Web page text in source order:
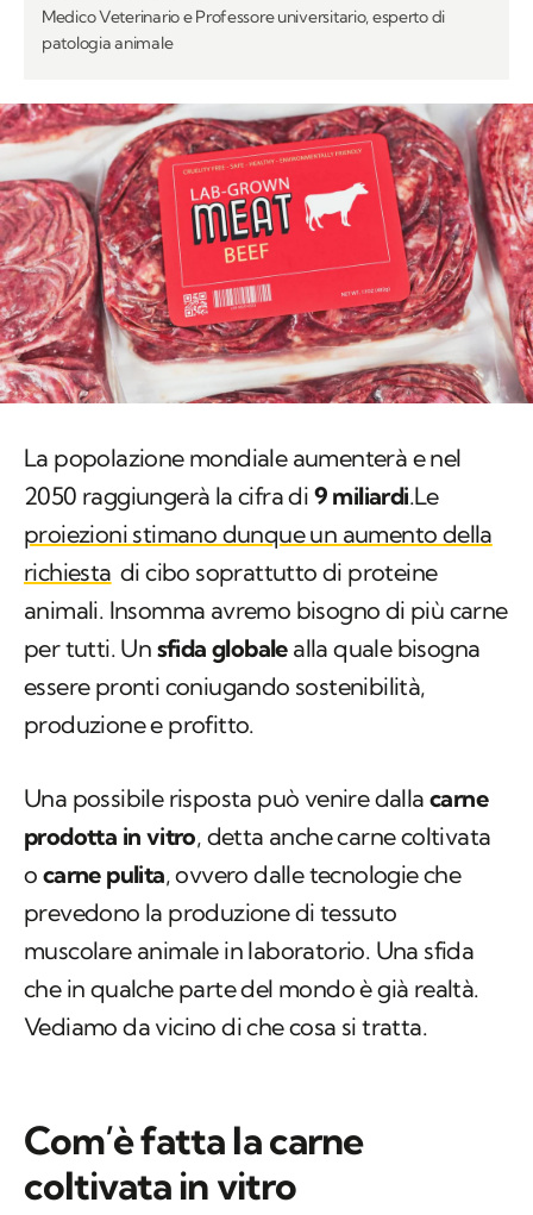
Medico Veterinario e Professore universitario, esperto di
patologia animale
La popolazione mondiale aumenterà e nel
2050 raggiungerà la cifra di 9 miliardi.Le
proiezioni stimano dunque un aumento della
richiesta di cibo soprattutto di proteine
animali. Insomma avremo bisogno di più carne
per tutti. Un sfida globalealla quale bisogna
essere pronti coniugando sostenibilità,
produzione e profitto.
Una possibile risposta può venire dalla carne
prodotta in vitro, detta anche carne coltivata
o carne pulita, ovvero dalle tecnologie che
prevedono la produzione di tessuto
muscolare animale in laboratorio. Una sfida
che in qualche parte del mondo è già realtà.
Vediamo da vicino di che cosa si tratta.
Com’è fatta la carne
coltivata in vitro